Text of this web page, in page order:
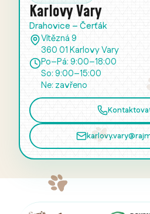
Karlovy Vary
Drahovice – Čerťák
Vítězná 9
360 01 Karlovy Vary
Po–Pá: 9:00–18:00
So: 9:00–15:00
Ne: zavřeno